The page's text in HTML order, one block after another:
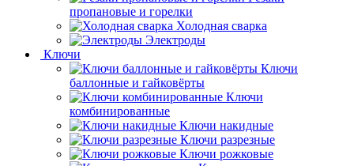
пропановые и горелки
Холодная сварка
Электроды
Ключи
Ключи
баллонные и гайковёрты
Ключи
комбинированные
Ключи накидные
Ключи разрезные
Ключи рожковые